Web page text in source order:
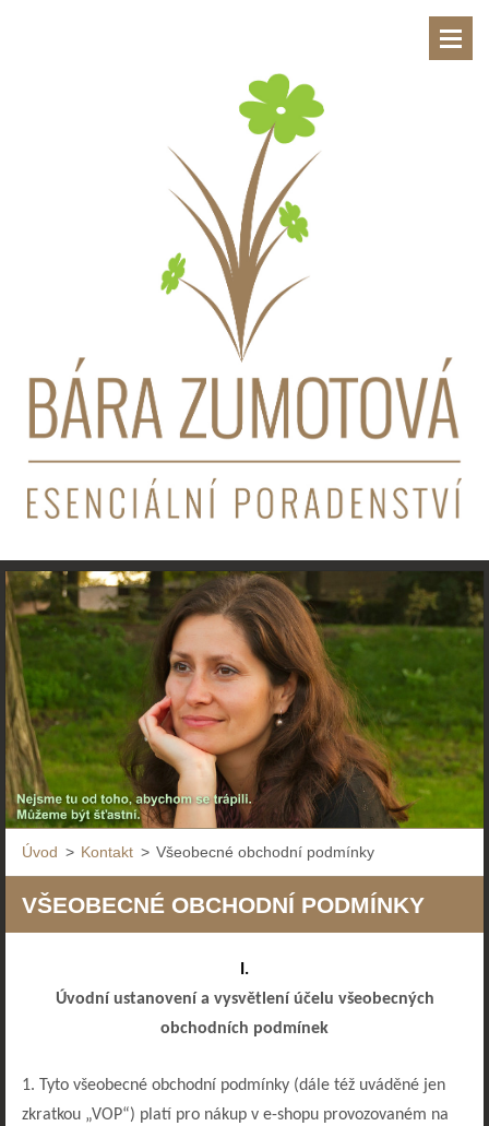
Úvod > Kontakt > Všeobecné obchodní podmínky
VŠEOBECNÉ OBCHODNÍ PODMÍNKY
I.
Úvodní ustanovení a vysvětlení účelu všeobecných
obchodních podmínek
1. Tyto všeobecné obchodní podmínky (dále též uváděné jen
zkratkou „VOP“) platí pro nákup v e-shopu provozovaném na